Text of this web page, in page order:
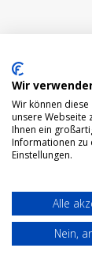
Wir
Wir können
unsere Webseite
Ihnen ein
Informationen zu
Einstellungen.
Alle
Nein,